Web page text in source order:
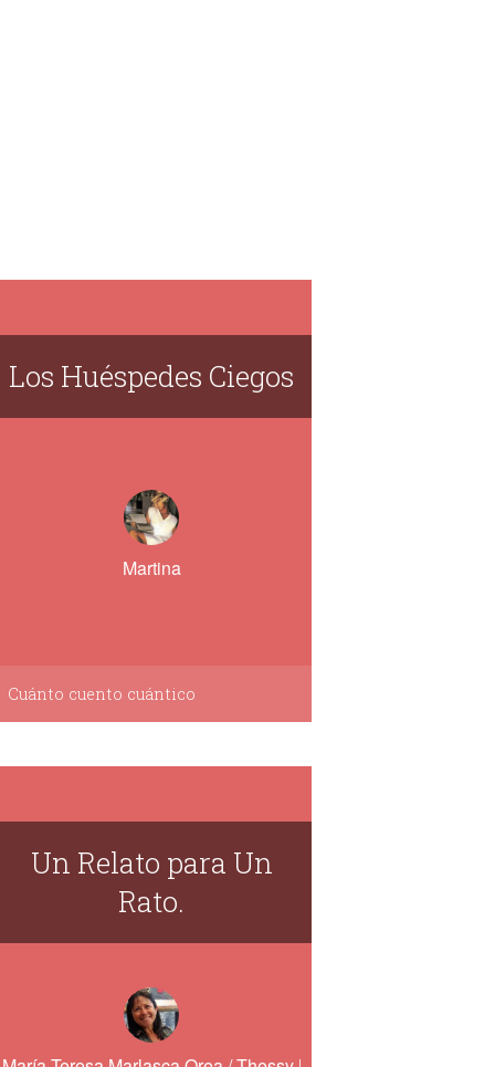
Los Huéspedes Ciegos
Martina
Cuánto cuento cuántico
Un Relato para Un
Rato.